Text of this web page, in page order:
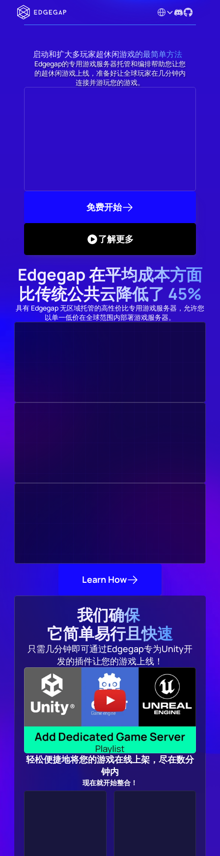
Select Language
启动和扩大多玩家超休闲游戏的最简单方法
Edgegap的专用游戏服务器托管和编排帮助您让您
的超休闲游戏上线，准备好让全球玩家在几分钟内
连接并游玩您的游戏。
免费开始
了解更多
Edgegap 在平均成本方面
比传统公共云降低了 45%
具有 Edgegap 无区域托管的高性价比专用游戏服务器，允许您
以单一低价在全球范围内部署游戏服务器。
Learn How
我们确保
它简单易行且快速
只需几分钟即可通过Edgegap专为Unity开
发的插件让您的游戏上线！
轻松便捷地将您的游戏在线上架，尽在数分
钟内
现在就开始整合！